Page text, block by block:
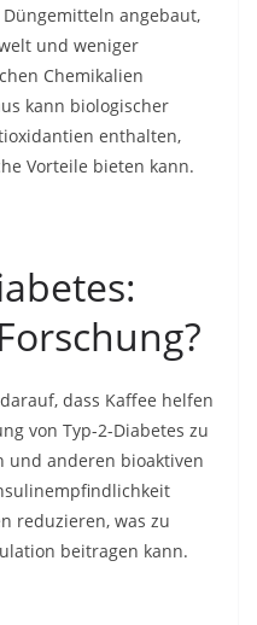
angebaut,
und weniger
Chemikalien
kann biologischer
enthalten,
Vorteile bieten kann.
dass Kaffee helfen
von Typ-2-Diabetes zu
und anderen bioaktiven
reduzieren, was zu
beitragen kann.